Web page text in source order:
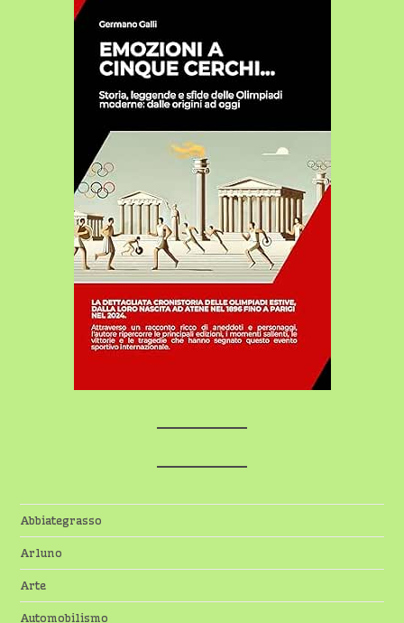
Abbiategrasso
Arluno
Arte
Automobilismo